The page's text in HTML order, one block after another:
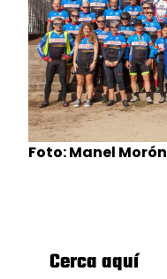
Foto: Manel Morón
Cerca aquí